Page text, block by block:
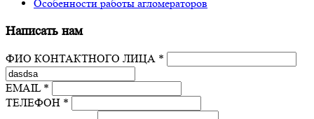
Особенности работы агломераторов
Написать нам
ФИО КОНТАКТНОГО ЛИЦА *
EMAIL *
ТЕЛЕФОН *